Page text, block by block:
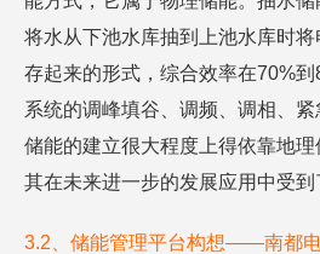
将水从下池水库抽到上池水库时
存起来的形式，综合效率在70%
系统的调峰填谷、调频、调相、
储能的建立很大程度上得依靠地
其在未来进一步的发展应用中受到
3.2、储能管理平台构想——南都